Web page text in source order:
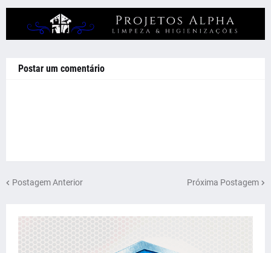
Postar um comentário
Postagem Anterior Próxima Postagem